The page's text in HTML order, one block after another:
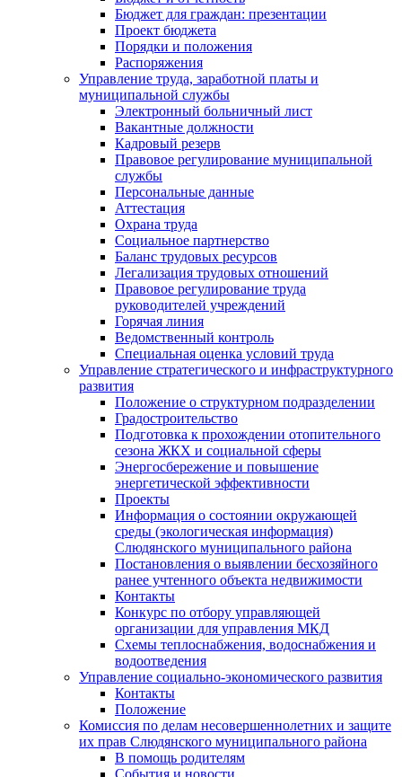
Бюджет для граждан: презентации
Проект бюджета
Порядки и положения
Распоряжения
Управление труда, заработной платы и
муниципальной службы
Электронный больничный лист
Вакантные должности
Кадровый резерв
Правовое регулирование муниципальной
службы
Персональные данные
Аттестация
Охрана труда
Социальное партнерство
Баланс трудовых ресурсов
Легализация трудовых отношений
Правовое регулирование труда
руководителей учреждений
Горячая линия
Ведомственный контроль
Специальная оценка условий труда
Управление стратегического и инфраструктурного
развития
Положение о структурном подразделении
Градостроительство
Подготовка к прохождении отопительного
сезона ЖКХ и социальной сферы
Энергосбережение и повышение
энергетической эффективности
Проекты
Информация о состоянии окружающей
среды (экологическая информация)
Слюдянского муниципального района
Постановления о выявлении бесхозяйного
ранее учтенного объекта недвижимости
Контакты
Конкурс по отбору управляющей
организации для управления МКД
Схемы теплоснабжения, водоснабжения и
водоотведения
Управление социально-экономического развития
Контакты
Положение
Комиссия по делам несовершеннолетних и защите
их прав Слюдянского муниципального района
В помощь родителям
События и новости